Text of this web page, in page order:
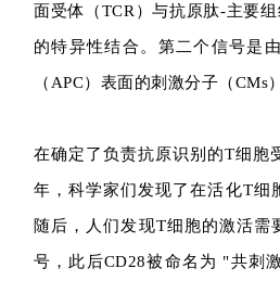
面受体（TCR）与抗原肽-主要组
的特异性结合。第二个信号是
（APC）表面的刺激分子（CMs
在确定了负责抗原识别的T细胞
年，科学家们发现了在活化T细
随后，人们发现T细胞的激活需
号，此后CD28被命名为 "共刺